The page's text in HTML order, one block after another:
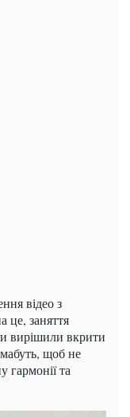
відео з
це, заняття
вирішили вкрити
щоб не
гармонії та